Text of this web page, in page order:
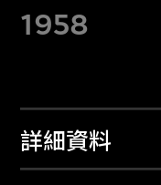
1958
詳細資料